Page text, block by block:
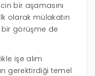
bir aşamasını
olarak mülakatın
görüşme de
işe alım
gerektirdiği temel